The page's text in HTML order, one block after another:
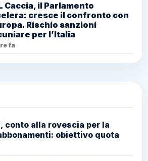
Caccia, il Parlamento
cresce il confronto con
Rischio sanzioni
per l’Italia
fa
conto alla rovescia per la
obiettivo quota